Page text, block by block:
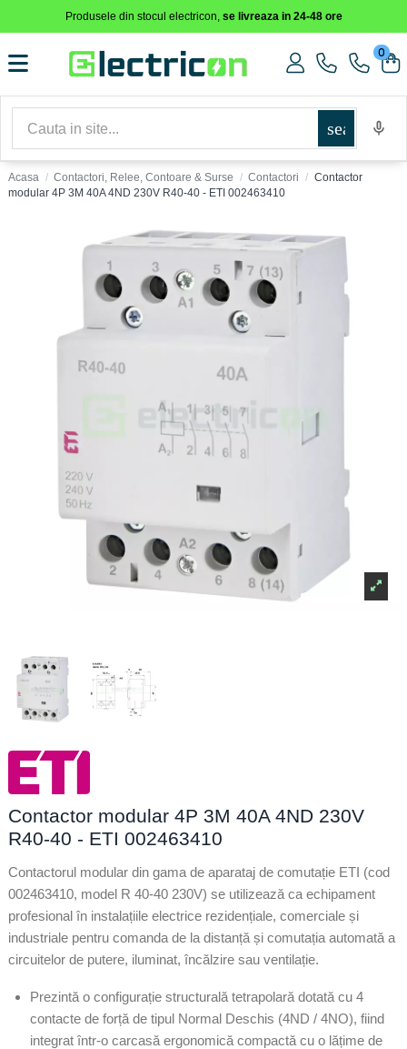
Produsele din stocul electricon, se livreaza in 24-48 ore
0
search
Acasa Contactori, Relee, Contoare & Surse Contactori
Contactor
modular 4P 3M 40A 4ND 230V R40-40 - ETI 002463410
Contactor modular 4P 3M 40A 4ND 230V
R40-40 - ETI 002463410
Contactorul modular din gama de aparataj de comutație ETI (cod
002463410, model R 40-40 230V) se utilizează ca echipament
profesional în instalațiile electrice rezidențiale, comerciale și
industriale pentru comanda de la distanță și comutația automată a
circuitelor de putere, iluminat, încălzire sau ventilație.
Prezintă o configurație structurală tetrapolară dotată cu 4
contacte de forță de tipul Normal Deschis (4ND / 4NO), fiind
integrat într-o carcasă ergonomică compactă cu o lățime de